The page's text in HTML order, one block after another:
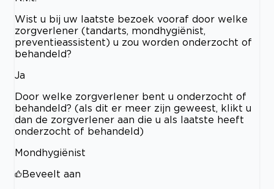
Wist u bij uw laatste bezoek vooraf door welke
zorgverlener (tandarts, mondhygiënist,
preventieassistent) u zou worden onderzocht of
behandeld?
Ja
Door welke zorgverlener bent u onderzocht of
behandeld? (als dit er meer zijn geweest, klikt u
dan de zorgverlener aan die u als laatste heeft
onderzocht of behandeld)
Mondhygiënist
Beveelt aan